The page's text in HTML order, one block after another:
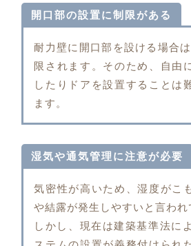
開口部の設置に制限がある
耐力壁に開口部を設ける場合
限されます。そのため、自由
したりドアを設置することは
ます。
湿気や通気管理に注意が必要
気密性が高いため、湿度がこ
や結露が発生しやすいと言われ
しかし、現在は建築基準法に